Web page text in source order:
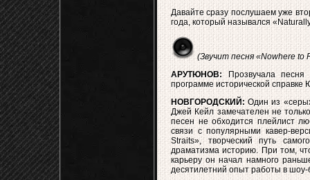
Давайте сразу послушаем уже
года, который назывался
(Звучит песня «Nowhere to
АРУТЮНОВ:Прозвучала песня
программе исторической справке
НОВГОРОДСКИЙ: Один из
Джей Кейл замечателен не
песен не обходится плейлист
связи с популярными кавер-
Straits», творческий путь
драматизма историю. При том,
карьеру он начал намного
десятилетний опыт работы в шоу-